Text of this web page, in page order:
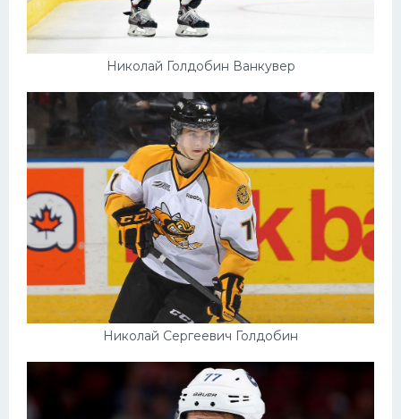
Николай Голдобин Ванкувер
Николай Сергеевич Голдобин